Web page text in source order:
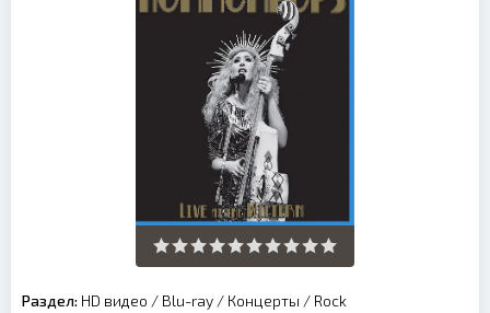
Раздел: HD видео / Blu-ray / Концерты / Rock